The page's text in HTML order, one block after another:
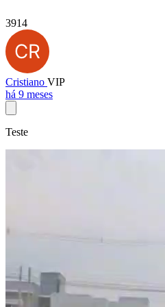
3914
Cristiano VIP
há 9 meses
Teste